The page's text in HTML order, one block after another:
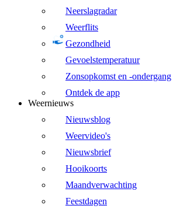
Neerslagradar
Weerflits
Gezondheid
Gevoelstemperatuur
Zonsopkomst en -ondergang
Ontdek de app
Weernieuws
Nieuwsblog
Weervideo's
Nieuwsbrief
Hooikoorts
Maandverwachting
Feestdagen